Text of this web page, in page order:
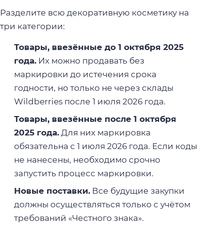
Разделите всю декоративную косметику на
три категории:
Товары, ввезённые до 1 октября 2025
года.Их можно продавать без
маркировки до истечения срока
годности, но только не через склады
Wildberries после 1 июля 2026 года.
Товары, ввезённые после 1 октября
2025 года.Для них маркировка
обязательна с 1 июля 2026 года. Если коды
не нанесены, необходимо срочно
запустить процесс маркировки.
Новые поставки.Все будущие закупки
должны осуществляться только с учётом
требований «Честного знака».